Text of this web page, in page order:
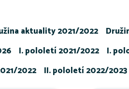
aktuality 2021/2022
I. pololetí 2021/2022 I.
2022
II. pololetí 2022/2023